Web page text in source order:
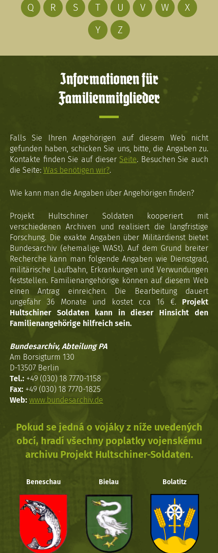
Q
R S T U V W
X
Y
Z
Informationen für
Familienmitglieder
Falls Sie Ihren Angehörigen auf diesem Web nicht
gefunden haben, schicken Sie uns, bitte, die Angaben zu.
Kontakte finden Sie auf dieser Seite. Besuchen Sie auch
die Seite: Was benötigen wir?.
Wie kann man die Angaben über Angehörigen finden?
Projekt Hultschiner Soldaten kooperiert mit
verschiedenen Archiven und realisiert die langfristige
Forschung. Die exakte Angaben über Militärdienst bietet
Bundesarchiv (ehemalige WASt). Auf dem Grund breiter
Recherche kann man folgende Angaben wie Dienstgrad,
militärische Laufbahn, Erkrankungen und Verwundungen
feststellen. Familienangehörige können auf diesem Web
einen Antrag einreichen. Die Bearbeitung dauert
ungefähr 36 Monate und kostet cca 16 €. Projekt
Hultschiner Soldaten kann in dieser Hinsicht den
Familienangehörige hilfreich sein.
Bundesarchiv, Abteilung PA
Am Borsigturm 130
D-13507 Berlin
Tel.: +49 (030) 18 7770-1158
Fax: +49 (030) 18 7770-1825
Web: www.bundesarchiv.de
Pokud se jedná o vojáky z níže uvedených
obcí, hradí všechny poplatky vojenskému
archivu Projekt Hultschiner-Soldaten.
Beneschau Bielau Bolatitz